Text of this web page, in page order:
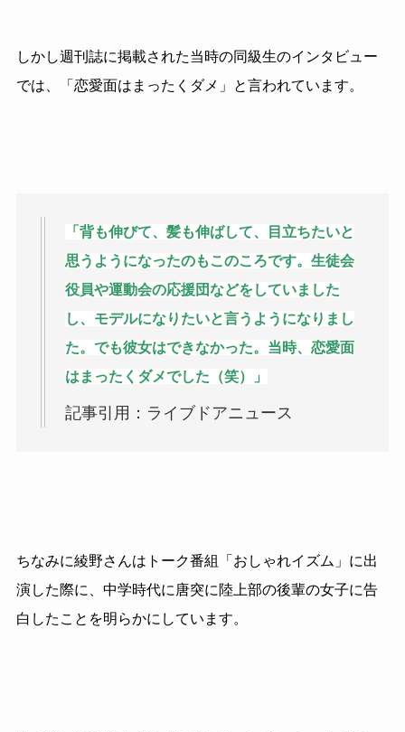
しかし週刊誌に掲載された当時の同級生のインタビュー
では、「恋愛面はまったくダメ」と言われています。
「背も伸びて、髪も伸ばして、目立ちたいと
思うようになったのもこのころです。生徒会
役員や運動会の応援団などをしていました
し、モデルになりたいと言うようになりまし
た。でも彼女はできなかった。当時、恋愛面
はまったくダメでした（笑）」
記事引用：ライブドアニュース
ちなみに綾野さんはトーク番組「おしゃれイズム」に出
演した際に、中学時代に唐突に陸上部の後輩の女子に告
白したことを明らかにしています。